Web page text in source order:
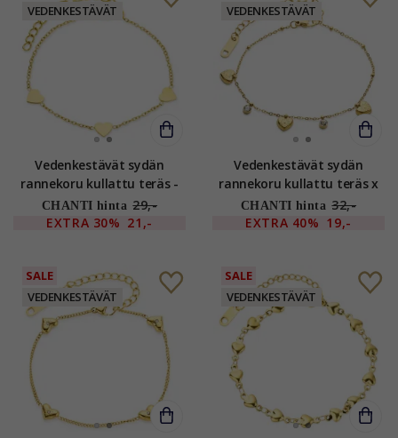
VEDENKESTÄVÄT
Vedenkestävät sydän
rannekoru kullattu teräs -
OCEANA
CHANTI hinta 29,-
EXTRA 30% 21,-
VEDENKESTÄVÄT
Vedenkestävät sydän
rannekoru kullattu teräs x
7,4 mm - OCEANA
CHANTI hinta 32,-
EXTRA 40% 19,-
SALE
VEDENKESTÄVÄT
SALE
VEDENKESTÄVÄT